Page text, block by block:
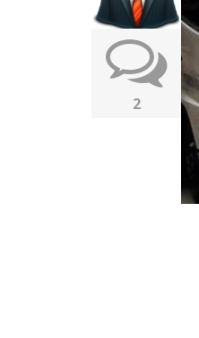
2